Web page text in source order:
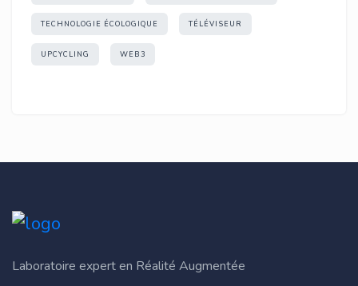
TECHNOLOGIE ÉCOLOGIQUE TÉLÉVISEUR
UPCYCLING WEB3
Laboratoire expert en Réalité Augmentée